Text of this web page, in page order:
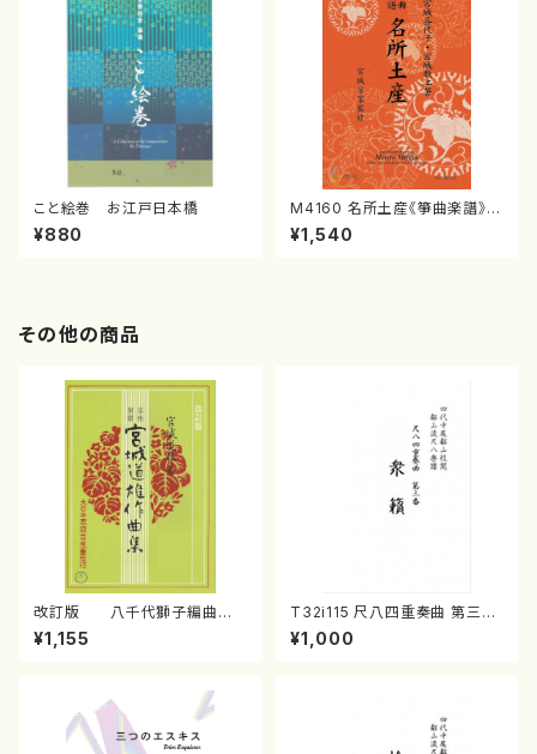
こと絵巻 お江戸日本橋
¥880
M4160 名所土産《箏曲楽譜》
（箏/宮城喜代子・宮城数江著・
宮城宗家監修/箏曲古典楽譜）
¥1,540
その他の商品
改訂版 八千代獅子編曲
（編曲八千代獅子）(/宮城道
雄/楽譜）
¥1,155
T32i115 尺八四重奏曲 第三番
衆籟（尺八/初代 山本邦山/尺
八/都山式譜）都山流公刊楽譜曲
¥1,000